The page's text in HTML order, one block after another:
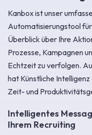
Kanbox ist unser
Automatisierungstool
Überblick über Ihre
Prozesse, Kampagnen
Echtzeit zu verfolgen.
hat Künstliche
Zeit- und
Intelligentes
Ihrem Recruiting